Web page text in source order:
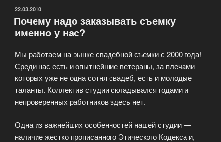
ОПУБЛИКОВАНО
22.03.2010
Почему надо заказывать съемку
именно у нас?
Мы работаем на рынке свадебной съемки с 2000 года!
Среди нас есть и опытнейшие ветераны, за плечами
которых уже не одна сотня свадеб, есть и молодые
таланты. Коллектив студии складывался годами и
непроверенных работников здесь нет.
Одна из важнейших особенностей нашей студии —
наличие жестко прописанного Этического Кодекса и,